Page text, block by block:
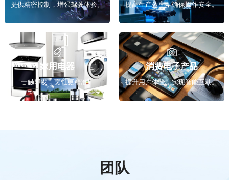
提供精密控制，增强驾驶体验。 提高生产效率，确保操作安全。
家用电器
一触即发，烹饪更精准。
消费电子产品
提升用户体验，实现智能互动。
团队